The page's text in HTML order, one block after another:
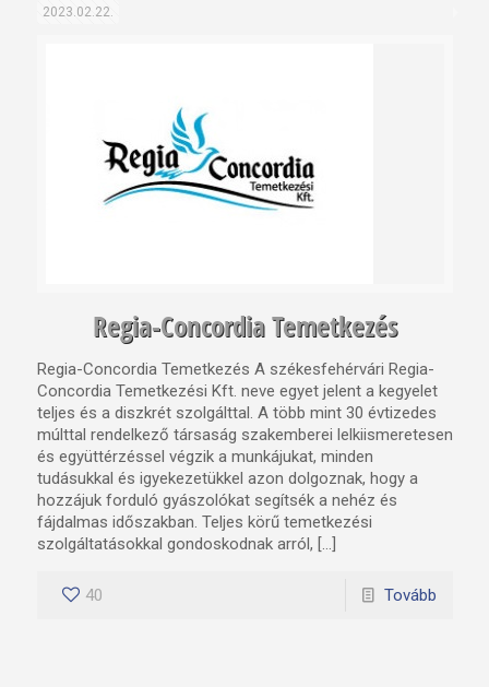
2023.02.22.
Regia-Concordia Temetkezés
Regia-Concordia Temetkezés A székesfehérvári Regia-
Concordia Temetkezési Kft. neve egyet jelent a kegyelet
teljes és a diszkrét szolgálttal. A több mint 30 évtizedes
múlttal rendelkező társaság szakemberei lelkiismeretesen
és együttérzéssel végzik a munkájukat, minden
tudásukkal és igyekezetükkel azon dolgoznak, hogy a
hozzájuk forduló gyászolókat segítsék a nehéz és
fájdalmas időszakban. Teljes körű temetkezési
szolgáltatásokkal gondoskodnak arról, […]
40 Tovább